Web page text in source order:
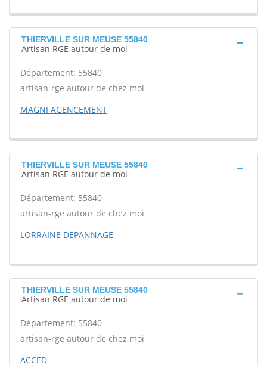
THIERVILLE SUR MEUSE 55840
Artisan RGE autour de moi
Département: 55840
artisan-rge autour de chez moi
MAGNI AGENCEMENT
THIERVILLE SUR MEUSE 55840
Artisan RGE autour de moi
Département: 55840
artisan-rge autour de chez moi
LORRAINE DEPANNAGE
THIERVILLE SUR MEUSE 55840
Artisan RGE autour de moi
Département: 55840
artisan-rge autour de chez moi
ACCED